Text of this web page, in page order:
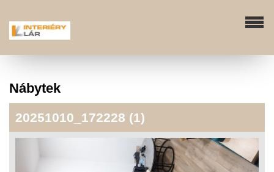
Nábytek
20251010_172228 (1)